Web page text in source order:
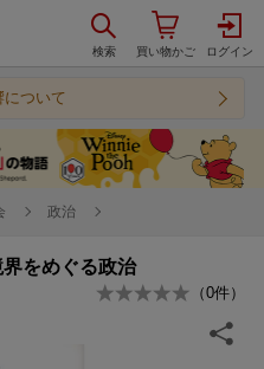
について
政治
をめぐる政治
（0件）